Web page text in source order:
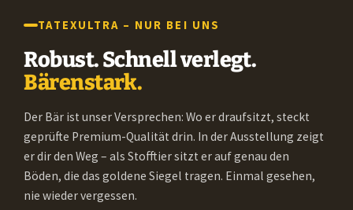
TATEXULTRA – NUR BEI UNS
Robust. Schnell verlegt.
Bärenstark.
Der Bär ist unser Versprechen: Wo er draufsitzt, steckt
geprüfte Premium-Qualität drin. In der Ausstellung zeigt
er dir den Weg – als Stofftier sitzt er auf genau den
Böden, die das goldene Siegel tragen. Einmal gesehen,
nie wieder vergessen.